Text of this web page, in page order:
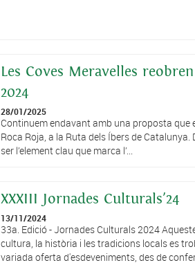
Les Coves Meravelles
2024
28/01/2025
Continuem endavant amb una proposta que
Roca Roja, a la Ruta dels Íbers de
ser l’element clau que marca l’...
XXXIII Jornades Culturals'24
13/11/2024
33a. Edició - Jornades Culturals 2024
cultura, la història i les tradicions locals es
variada oferta d'esdeveniments, des de